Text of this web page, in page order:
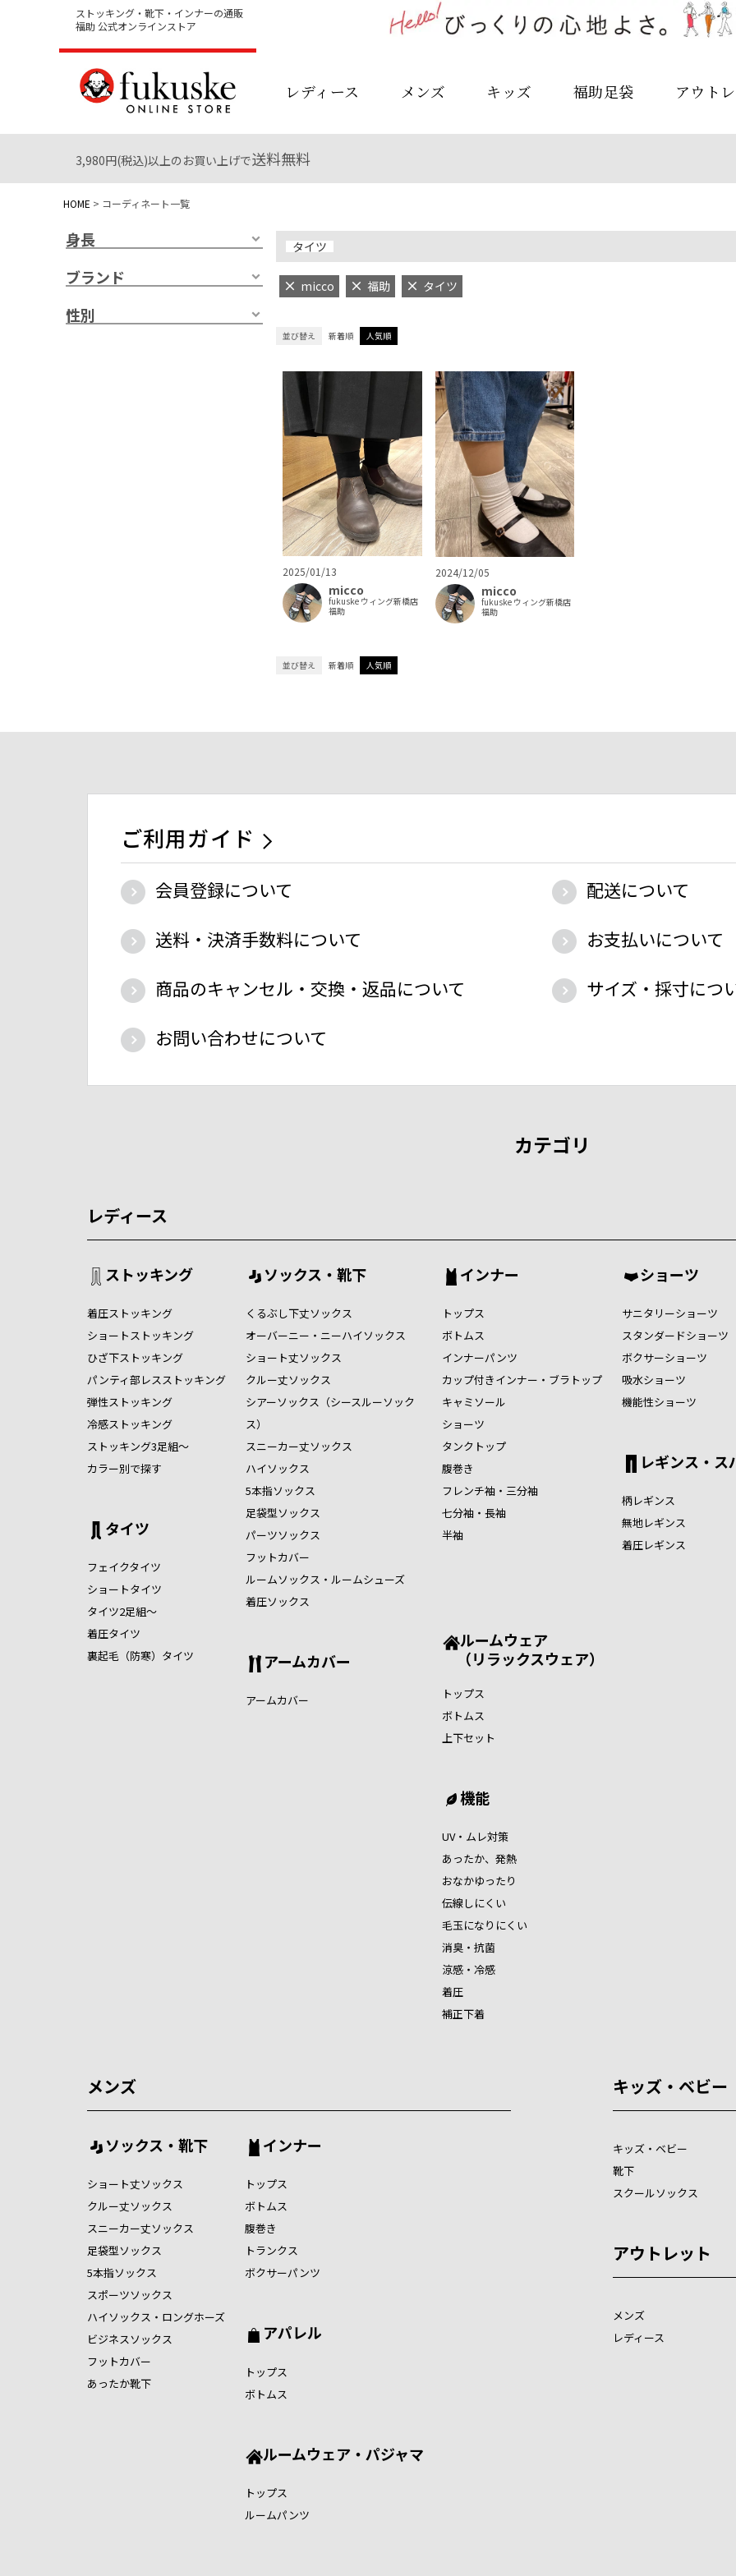
ストッキング・靴下・インナーの通販
福助 公式オンラインストア
レディース メンズ キッズ 福助足袋 アウト
3,980円(税込)以上のお買い上げで送料無料
HOME コーディネート一覧
身長
ブランド
性別
タイツ
micco 福助 タイツ
並び替え 新着順 人気順
2025/01/13
micco
fukuske ウィング新橋店
福助
2024/12/05
micco
fukuske ウィング新橋店
福助
並び替え 新着順 人気順
ご利用ガイド
会員登録について
配送について
送料・決済手数料について
お支払いについて
商品のキャンセル・交換・返品について
サイズ・採寸につ
お問い合わせについて
カテゴリ
レディース
ストッキング
着圧ストッキング
ショートストッキング
ひざ下ストッキング
パンティ部レスストッキング
弾性ストッキング
冷感ストッキング
ストッキング3足組～
カラー別で探す
タイツ
フェイクタイツ
ショートタイツ
タイツ2足組～
着圧タイツ
裏起毛（防寒）タイツ
ソックス・靴下
くるぶし下丈ソックス
オーバーニー・ニーハイソックス
ショート丈ソックス
クルー丈ソックス
シアーソックス（シースルーソック
ス）
スニーカー丈ソックス
ハイソックス
5本指ソックス
足袋型ソックス
パーツソックス
フットカバー
ルームソックス・ルームシューズ
着圧ソックス
アームカバー
アームカバー
インナー
トップス
ボトムス
インナーパンツ
カップ付きインナー・ブラトップ
キャミソール
ショーツ
タンクトップ
腹巻き
フレンチ袖・三分袖
七分袖・長袖
半袖
ショーツ
サニタリーショーツ
スタンダードショーツ
ボクサーショーツ
吸水ショーツ
機能性ショーツ
レギンス・ス
柄レギンス
無地レギンス
着圧レギンス
ルームウェア
（リラックスウェア）
トップス
ボトムス
上下セット
機能
UV・ムレ対策
あったか、発熱
おなかゆったり
伝線しにくい
毛玉になりにくい
消臭・抗菌
涼感・冷感
着圧
補正下着
メンズ
ソックス・靴下
ショート丈ソックス
クルー丈ソックス
スニーカー丈ソックス
足袋型ソックス
5本指ソックス
スポーツソックス
ハイソックス・ロングホーズ
ビジネスソックス
フットカバー
あったか靴下
インナー
トップス
ボトムス
腹巻き
トランクス
ボクサーパンツ
アパレル
トップス
ボトムス
ルームウェア・パジャマ
トップス
ルームパンツ
キッズ・ベビー
キッズ・ベビー
靴下
スクールソックス
アウトレット
メンズ
レディース